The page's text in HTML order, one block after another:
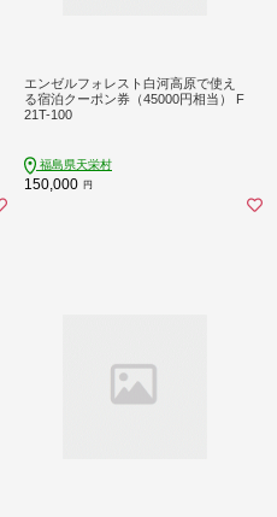
エンゼルフォレスト白河高原で使え
る宿泊クーポン券（45000円相当） F
21T-100
福島県天栄村
150,000 円